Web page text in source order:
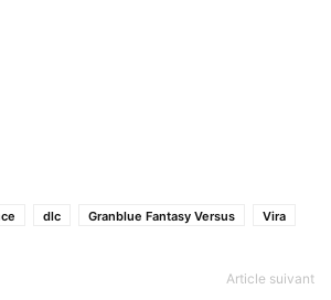
dlc Granblue Fantasy Versus Vira
Article suivant